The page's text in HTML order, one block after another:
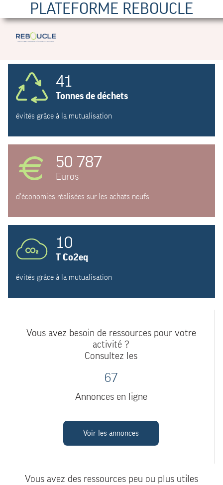
PLATEFORME REBOUCLE
41
Tonnes de déchets
évités grâce à la mutualisation
50 787
Euros
d'économies réalisées sur les achats neufs
10
T Co2eq
évités grâce à la mutualisation
Vous avez besoin de ressources pour votre
activité ?
Consultez les
67
Annonces en ligne
Voir les annonces
Vous avez des ressources peu ou plus utiles